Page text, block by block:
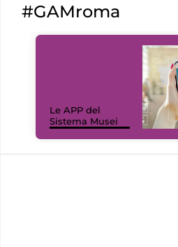
#GAMroma
Le APP del
Sistema Musei